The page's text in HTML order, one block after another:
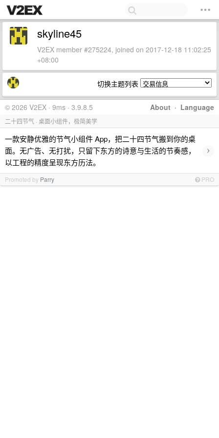
skyline45
V2EX member #275224, joined on 2017-12-18 11:02:25
+08:00
切换主题列表
About · Language
© 2026 V2EX · 9ms · 3.9.8.5
二十四节气 · 桌面小组件，极简美学
一款安静优雅的节气小组件 App，把二十四节气搬到你的桌
面。无广告、无打扰，只留下东方的诗意与生活的节奏感，
以工程的精度呈现东方历法。
›
Promoted by Parry PRO